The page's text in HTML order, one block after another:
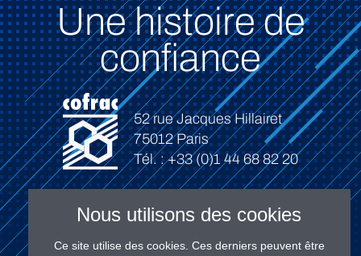
Une histoire de
confiance
52 rue Jacques Hillairet
75012 Paris
Tél. : +33 (0)1 44 68 82 20
Nous utilisons des cookies
Ce site utilise des cookies. Ces derniers peuvent être